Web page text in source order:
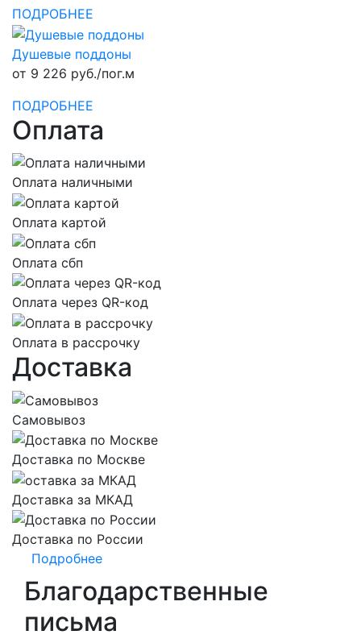
ПОДРОБНЕЕ
Душевые поддоны
от 9 226 руб./пог.м
ПОДРОБНЕЕ
Оплата
Оплата наличными
Оплата картой
Оплата сбп
Оплата через QR-код
Оплата в рассрочку
Доставка
Самовывоз
Доставка по Москве
Доставка за МКАД
Доставка по России
Подробнее
Благодарственные
письма